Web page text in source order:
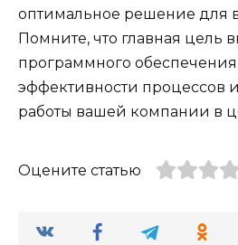
оптимальное решение для
Помните, что главная цель
программного
эффективности процессов
работы вашей компании в
Оцените статью